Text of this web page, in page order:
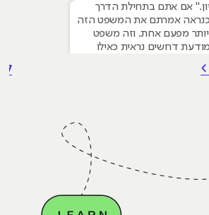
אם אתם בתחילת הדרך
כנראה אמרתם את המשפט הזה
מפעם אחת. וזה משפט
דרושים נראית כאילו
אמיתי, כבר צבר ביטחון.